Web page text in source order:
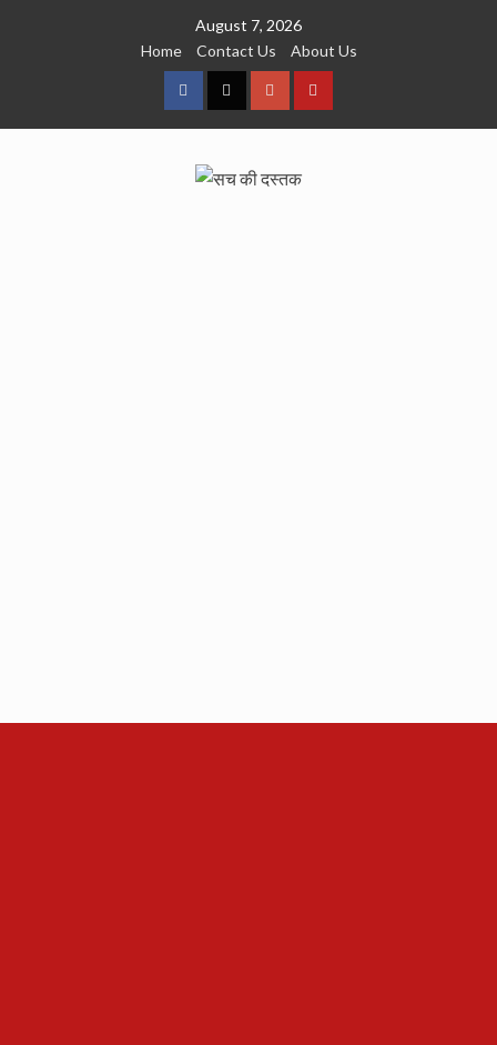
August 7, 2026
Home
Contact Us About Us
facebookTwitterGoogleYouTube